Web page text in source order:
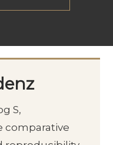
S,
comparative